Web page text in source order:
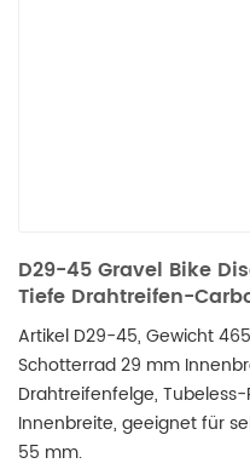
D29-45 Gravel Bike
Tiefe Drahtreifen-
Artikel D29-45, Gewicht
Schotterrad 29 mm
Drahtreifenfelge,
Innenbreite, geeignet für
55 mm.